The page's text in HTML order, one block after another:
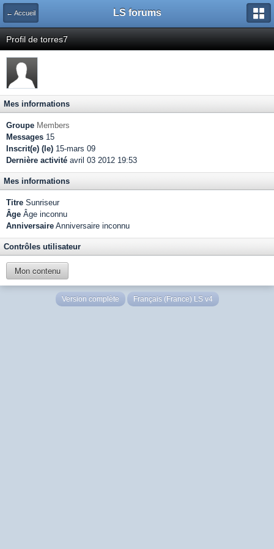
← Accueil LS forums
Profil de torres7
Mes informations
Groupe Members
Messages 15
Inscrit(e) (le) 15-mars 09
Dernière activité avril 03 2012 19:53
Mes informations
Titre Sunriseur
Âge Âge inconnu
Anniversaire Anniversaire inconnu
Contrôles utilisateur
Mon contenu
Version complète Français (France) LS v4